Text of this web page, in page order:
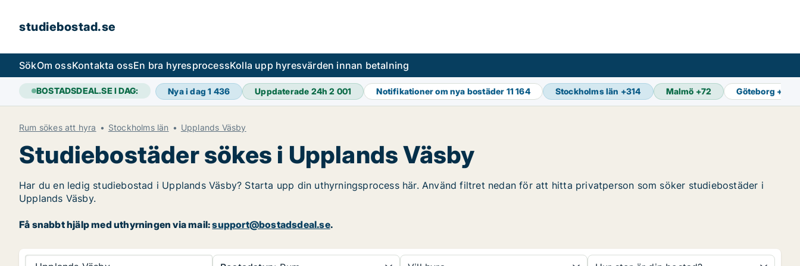
studiebostad.se
SökOm ossKontakta ossEn bra hyresprocessKolla upp hyresvärden innan betalning
BOSTADSDEAL.SE I DAG: Nya i dag1 436 Uppdaterade 24h2 001 Notifikationer om nya bostäder 11 164 Stockholms län +314 Malmö +72 Göteborg +
Rum sökes att hyra Stockholms län Upplands Väsby
Studiebostäder sökes i Upplands Väsby
Har du en ledig studiebostad i Upplands Väsby? Starta upp din uthyrningsprocess här. Använd filtret nedan för att hitta privatperson som söker studiebostäder i
Upplands Väsby.
Få snabbt hjälp med uthyrningen via mail:support@bostadsdeal.se.